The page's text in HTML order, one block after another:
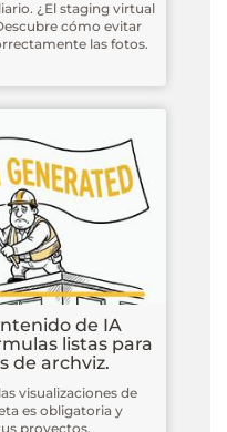
¿El staging virtual
cómo evitar
las fotos.
de IA
listas para
de archviz.
visualizaciones de
es obligatoria y
proyectos.